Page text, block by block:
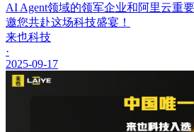
AI Agent领域的领军企业和阿里云重
邀您共赴这场科技盛宴！
来也科技
·
2025-09-17